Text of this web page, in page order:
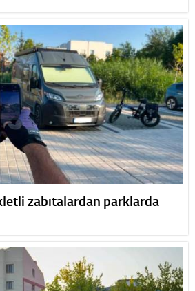
zabıtalardan parklarda